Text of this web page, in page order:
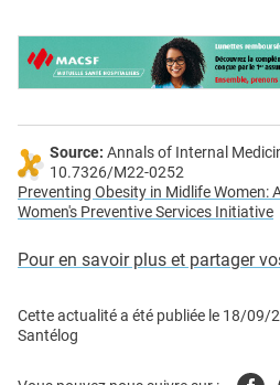
Source: Annals of Internal
10.7326/M22-0252
Preventing Obesity in Midlife Women:
Women's Preventive Services Initiative
Pour en savoir plus et partager
Cette actualité a été publiée le 18/09/
Santélog